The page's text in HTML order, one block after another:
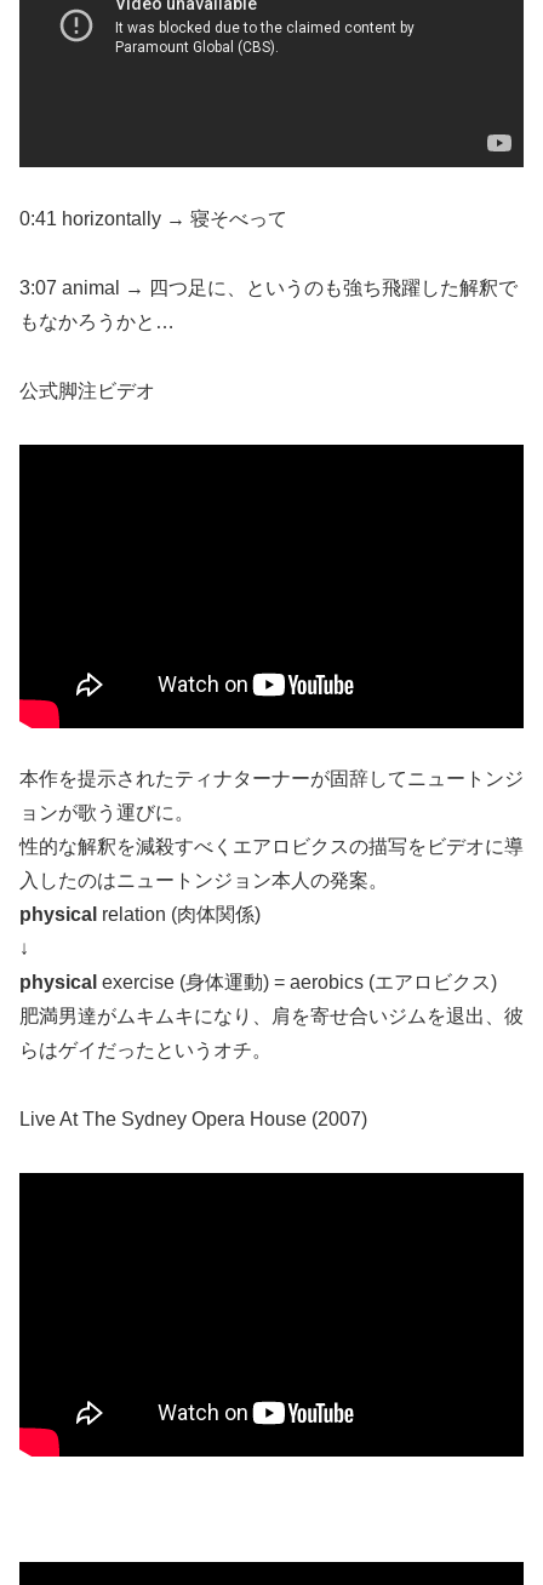
0:41 horizontally → 寝そべって
3:07 animal → 四つ足に、というのも強ち飛躍した解釈で
もなかろうかと…
公式脚注ビデオ
本作を提示されたティナターナーが固辞してニュートンジ
ョンが歌う運びに。
性的な解釈を減殺すべくエアロビクスの描写をビデオに導
入したのはニュートンジョン本人の発案。
physical relation (肉体関係)
↓
physical exercise (身体運動) = aerobics (エアロビクス)
肥満男達がムキムキになり、肩を寄せ合いジムを退出、彼
らはゲイだったというオチ。
Live At The Sydney Opera House (2007)